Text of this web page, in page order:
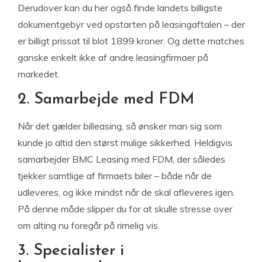
Derudover kan du her også finde landets billigste
dokumentgebyr ved opstarten på leasingaftalen – der
er billigt prissat til blot 1899 kroner. Og dette matches
ganske enkelt ikke af andre leasingfirmaer på
markedet.
2. Samarbejde med FDM
Når det gælder billeasing, så ønsker man sig som
kunde jo altid den størst mulige sikkerhed. Heldigvis
samarbejder BMC Leasing med FDM, der således
tjekker samtlige af firmaets biler – både når de
udleveres, og ikke mindst når de skal afleveres igen.
På denne måde slipper du for at skulle stresse over
om alting nu foregår på rimelig vis.
3. Specialister i